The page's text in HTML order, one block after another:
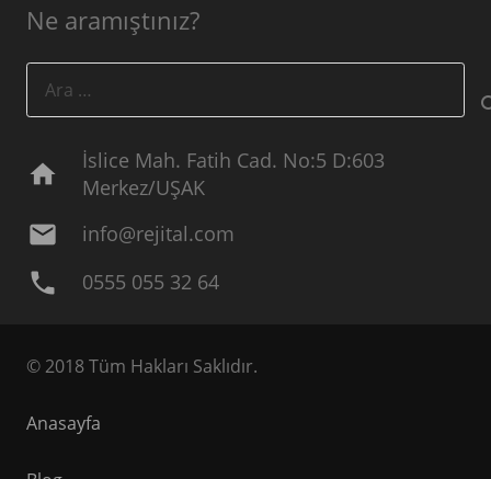
Ne aramıştınız?
home
İslice Mah. Fatih Cad. No:5 D:603
Merkez/UŞAK
mail info@rejital.com
phone 0555 055 32 64
© 2018 Tüm Hakları Saklıdır.
Anasayfa